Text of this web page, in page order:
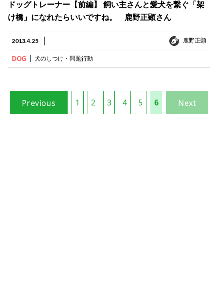
ドッグトレーナー【前編】 飼い主さんと愛犬を繋ぐ「架
け橋」になれたらいいですね。 鹿野正顕さん
2013.4.25 鹿野正顕
鹿野正顕
DOG 犬のしつけ・問題行動
Previous 1 2 3 4 5 6 Next